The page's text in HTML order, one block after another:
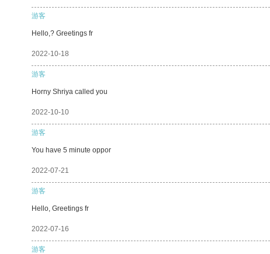
游客
Hello,? Greetings fr
2022-10-18
游客
Horny Shriya called you
2022-10-10
游客
You have 5 minute oppor
2022-07-21
游客
Hello, Greetings fr
2022-07-16
游客